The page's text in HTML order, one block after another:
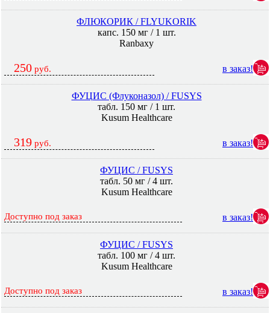
ФЛЮКОРИК / FLYUKORIK
капс. 150 мг / 1 шт.
Ranbaxy
250 руб. в заказ!
ФУЦИС (Флуконазол) / FUSYS
табл. 150 мг / 1 шт.
Kusum Healthcare
319 руб. в заказ!
ФУЦИС / FUSYS
табл. 50 мг / 4 шт.
Kusum Healthcare
Доступно под заказ в заказ!
ФУЦИС / FUSYS
табл. 100 мг / 4 шт.
Kusum Healthcare
Доступно под заказ в заказ!